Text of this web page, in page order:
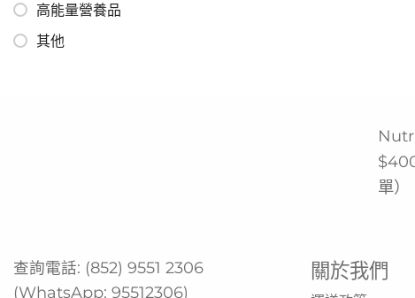
高能量營養品
其他
單）
查詢電話: (852) 9551 2306
(WhatsApp: 95512306)
關於我們